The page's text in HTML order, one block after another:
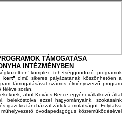
TÁMOGATÁSA
INTÉZMÉNYBEN
komplex tehetséggondozó programok
kert”című sikeres pályázatának köszönhetően a
támogatásával számos élményszerző program
során.
ahol Kovács Bence egyéni vállalkozó által
belekóstolva ezzel hagyományaink, szokásaink
igazi kis táncházzal zártuk a mulatságot. Folytatva
óvodapedagógus közreműködésével